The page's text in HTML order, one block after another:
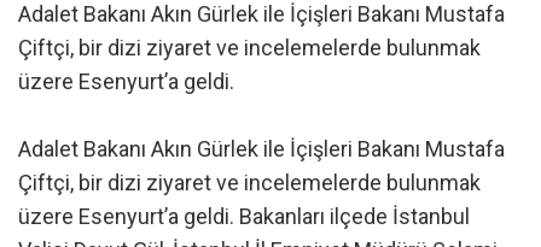
Adalet Bakanı Akın Gürlek ile İçişleri Bakanı Mustafa
Çiftçi, bir dizi ziyaret ve incelemelerde bulunmak
üzere Esenyurt’a geldi.
Adalet Bakanı Akın Gürlek ile İçişleri Bakanı Mustafa
Çiftçi, bir dizi ziyaret ve incelemelerde bulunmak
üzere Esenyurt’a geldi. Bakanları ilçede İstanbul